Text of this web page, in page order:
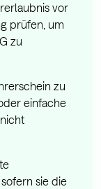
vor
prüfen, um
zu
zu
einfache
sie die